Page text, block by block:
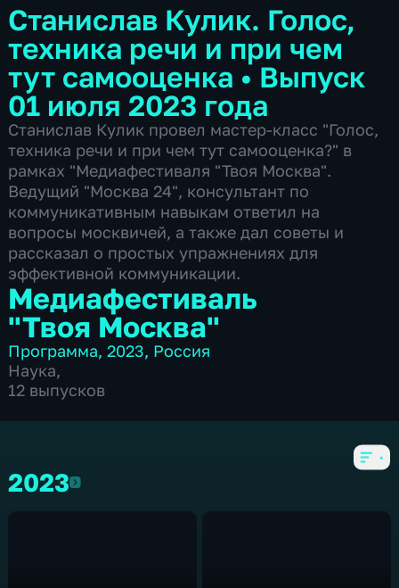
Станислав Кулик. Голос,
техника речи и при чем
тут самооценка • Выпуск
01 июля 2023 года
Станислав Кулик провел мастер-класс "Голос,
техника речи и при чем тут самооценка?" в
рамках "Медиафестиваля "Твоя Москва".
Ведущий "Москва 24", консультант по
коммуникативным навыкам ответил на
вопросы москвичей, а также дал советы и
рассказал о простых упражнениях для
эффективной коммуникации.
Медиафестиваль
"Твоя Москва"
Программа,2023, Россия
Наука,
12 выпусков
20232023